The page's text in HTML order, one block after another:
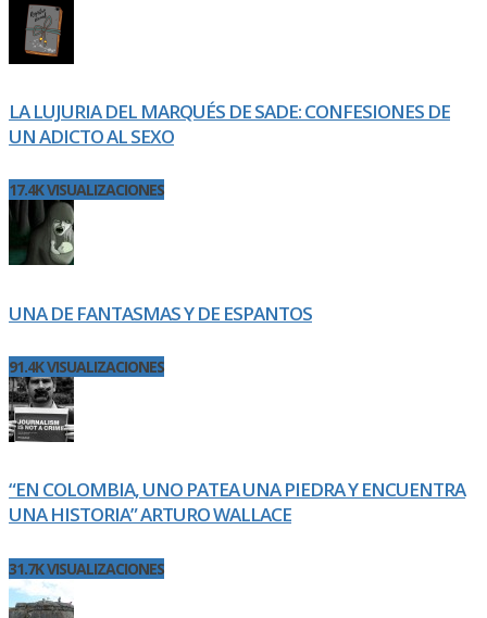
LA LUJURIA DEL MARQUÉS DE SADE: CONFESIONES DE
UN ADICTO AL SEXO
17.4K VISUALIZACIONES
UNA DE FANTASMAS Y DE ESPANTOS
91.4K VISUALIZACIONES
“EN COLOMBIA, UNO PATEA UNA PIEDRA Y ENCUENTRA
UNA HISTORIA” ARTURO WALLACE
31.7K VISUALIZACIONES